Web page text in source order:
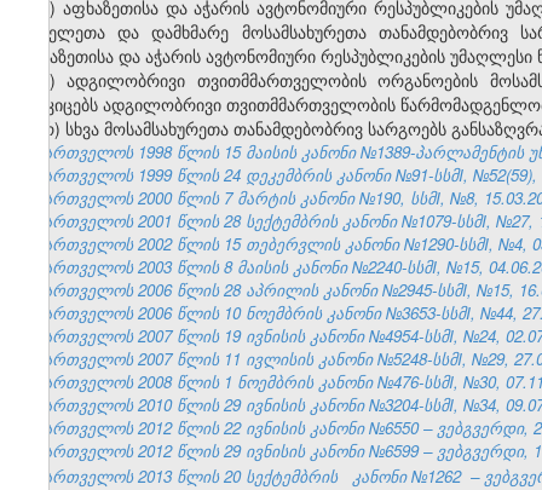
პ) აფხაზეთისა და აჭარის ავტონომიური რესპუბლიკების
მოხელეთა და დამხმარე მოსამსახურეთა თანამდებობრივ
აფხაზეთისა და აჭარის ავტონომიური რესპუბლიკების
ჟ) ადგილობრივი თვითმმართველობის ორგანოების
ამტკიცებს ადგილობრივი თვითმმართველობის
რ) სხვა მოსამსახურეთა თანამდებობრივ სარგოებს
საქართველოს 1998 წლის 15 მაისის კანონი №1389-პარლამენტის
საქართველოს 1999 წლის 24 დეკემბრის კანონი №91-სსმI, №52(59),
საქართველოს 2000 წლის 7 მარტის კანონი №190, სსმI, №8,
საქართველოს 2001 წლის 28 სექტემბრის კანონი №1079-სსმI, №27,
საქართველოს 2002 წლის 15 თებერვლის კანონი №1290-სსმI, №4,
საქართველოს 2003 წლის 8 მაისის კანონი №2240-სსმI, №15,
საქართველოს 2006 წლის 28 აპრილის კანონი №2945-სსმI, №15,
საქართველოს 2006 წლის 10 ნოემბრის კანონი №3653-სსმI, №44,
საქართველოს 2007 წლის 19 ივნისის კანონი №4954-სსმI, №24,
საქართველოს 2007 წლის 11 ივლისის კანონი №5248-სსმI, №29,
საქართველოს 2008 წლის 1 ნოემბრის კანონი №476-სსმI, №30,
საქართველოს 2010 წლის 29 ივნისის კანონი №3204-სსმI, №34,
საქართველოს 2012 წლის 22 ივნისის კანონი №6550 – ვებგვერდი,
საქართველოს 2012 წლის 29 ივნისის კანონი №6599 – ვებგვერდი,
საქართველოს 2013 წლის 20 სექტემბრის
კანონი №1262 –